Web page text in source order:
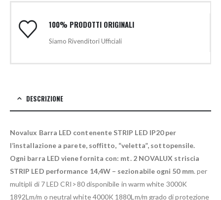
100% PRODOTTI ORIGINALI
Siamo Rivenditori Ufficiali
DESCRIZIONE
Novalux Barra LED contenente STRIP LED IP20 per
l’installazione a parete, soffitto, “veletta”, sottopensile.
Ogni barra LED viene fornita con: mt. 2 NOVALUX striscia
STRIP LED performance 14,4W – sezionabile ogni 50 mm. per
multipli di 7 LED CRI>80 disponibile in warm white 3000K
1892Lm/m o neutral white 4000K 1880Lm/m grado di protezione